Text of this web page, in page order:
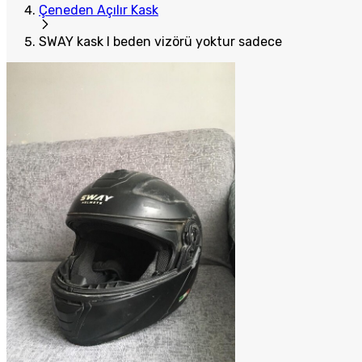
Çeneden Açılır Kask
SWAY kask l beden vizörü yoktur sadece